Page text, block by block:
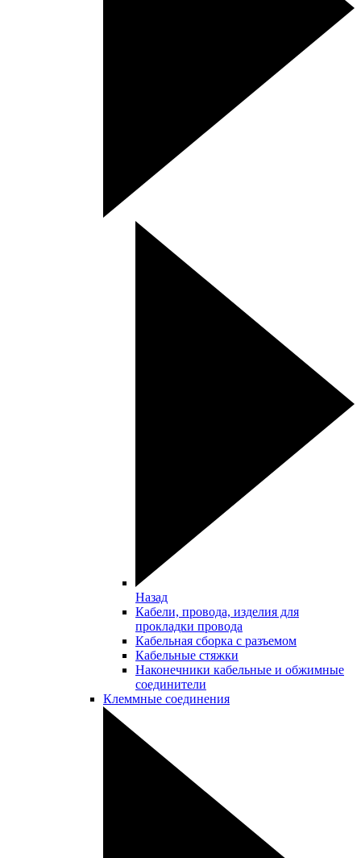
Назад
Кабели, провода, изделия для
прокладки провода
Кабельная сборка с разъемом
Кабельные стяжки
Наконечники кабельные и обжимные
соединители
Клеммные соединения